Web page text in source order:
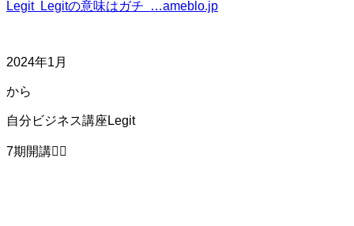
Legit Legitの意味はガチ …ameblo.jp
2024年1月
から
自分ビジネス講座Legit
7期開講❤️‍🔥